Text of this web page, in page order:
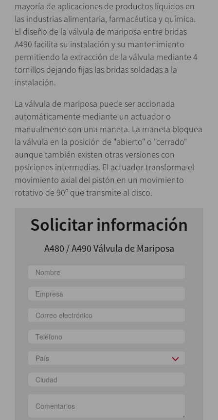
mayoría de aplicaciones de productos líquidos en
las industrias alimentaria, farmacéutica y química.
El diseño de la válvula de mariposa entre bridas
A490 facilita su instalación y su mantenimiento
permitiendo la extracción de la válvula mediante 4
tornillos dejando fijas las bridas soldadas a la
instalación.
La válvula de mariposa puede ser accionada
automáticamente mediante un actuador o
manualmente con una maneta. La maneta bloquea
la válvula en la posición de "abierto" o "cerrado"
aunque también existen otras versiones con
posiciones intermedias. El actuador transforma el
movimiento axial del pistón en un movimiento
rotativo de 90º que transmite al disco.
Solicitar información
A480 / A490 Válvula de Mariposa
País